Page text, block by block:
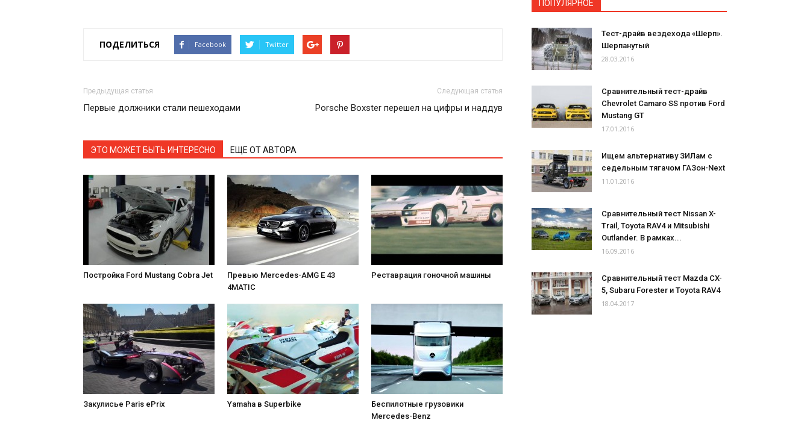
ПОДЕЛИТЬСЯ Facebook Twitter
Предыдущая статья
Первые должники стали пешеходами
Следующая статья
Porsche Boxster перешел на цифры и наддув
ЭТО МОЖЕТ БЫТЬ ИНТЕРЕСНО ЕЩЕ ОТ АВТОРА
Постройка Ford Mustang Cobra Jet
Превью Mercedes-AMG E 43
4MATIC
Реставрация гоночной машины
Закулисье Paris ePrix Yamaha в Superbike
Беспилотные грузовики
Mercedes-Benz
ПОПУЛЯРНОЕ
Тест-драйв вездехода «Шерп».
Шерпанутый
28.03.2016
Сравнительный тест-драйв
Chevrolet Camaro SS против Ford
Mustang GT
17.01.2016
Ищем альтернативу ЗИЛам с
седельным тягачом ГАЗон-Next
11.01.2016
Сравнительный тест Nissan X-
Trail, Toyota RAV4 и Mitsubishi
Outlander. В рамках...
16.09.2016
Сравнительный тест Mazda CX-
5, Subaru Forester и Toyota RAV4
18.04.2017